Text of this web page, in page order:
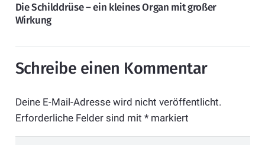
Die Schilddrüse – ein kleines Organ mit großer
Wirkung
Schreibe einen Kommentar
Deine E-Mail-Adresse wird nicht veröffentlicht.
Erforderliche Felder sind mit *markiert